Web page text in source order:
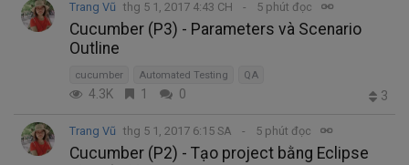
Trang Vũ thg 5 1, 2017 4:43 CH 5 phút đọc
Cucumber (P3) - Parameters và Scenario
Outline
cucumber Automated Testing QA
4.3K 1 0 3
Trang Vũ thg 5 1, 2017 6:15 SA 5 phút đọc
Cucumber (P2) - Tạo project bằng Eclipse